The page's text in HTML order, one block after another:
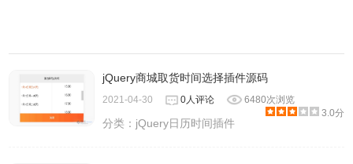
jQuery商城取货时间选择插件源码
2021-04-30 0人评论
6480次浏览
3.0分
分类： jQuery日历时间插件